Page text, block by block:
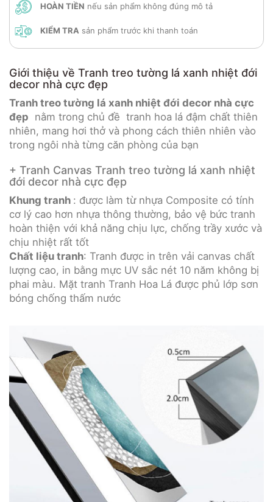
HOÀN TIỀN nếu sản phẩm không đúng mô tả
KIỂM TRA sản phẩm trước khi thanh toán
Giới thiệu về Tranh treo tường lá xanh nhiệt đới
decor nhà cực đẹp
Tranh treo tường lá xanh nhiệt đới decor nhà cực
đẹp nằm trong chủ đề tranh hoa lá đậm chất thiên
nhiên, mang hơi thở và phong cách thiên nhiên vào
trong ngôi nhà từng căn phòng của bạn
+ Tranh Canvas Tranh treo tường lá xanh nhiệt
đới decor nhà cực đẹp
Khung tranh : được làm từ nhựa Composite có tính
cơ lý cao hơn nhựa thông thường, bảo vệ bức tranh
hoàn thiện với khả năng chịu lực, chống trầy xước và
chịu nhiệt rất tốt
Chất liệu tranh: Tranh được in trên vải canvas chất
lượng cao, in bằng mực UV sắc nét 10 năm không bị
phai màu. Mặt tranh Tranh Hoa Lá được phủ lớp sơn
bóng chống thấm nước